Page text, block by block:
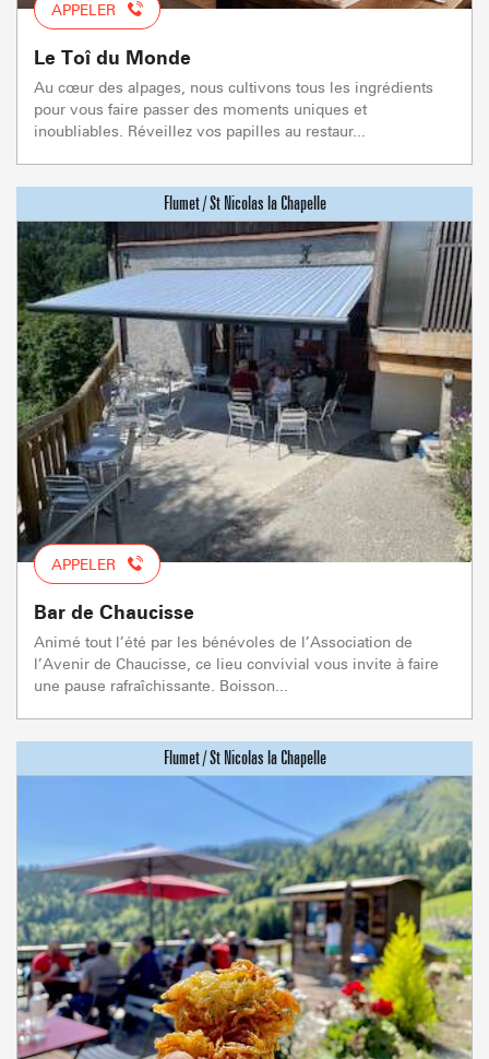
APPELER
Le Toî du Monde
Au cœur des alpages, nous cultivons tous les ingrédients
pour vous faire passer des moments uniques et
inoubliables. Réveillez vos papilles au restaur...
APPELER
Bar de Chaucisse
Animé tout l’été par les bénévoles de l’Association de
l’Avenir de Chaucisse, ce lieu convivial vous invite à faire
une pause rafraîchissante. Boisson...